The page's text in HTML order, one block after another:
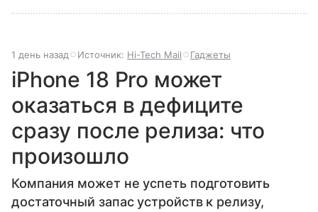
1 день назад Источник: Hi-Tech Mail Гаджеты
iPhone 18 Pro может
оказаться в дефиците
сразу после релиза: что
произошло
Компания может не успеть подготовить
достаточный запас устройств к релизу,